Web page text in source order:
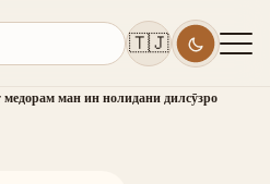
🇹🇯
медорам ман ин нолидани дилсӯзро